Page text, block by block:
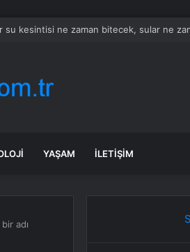
su kesintisi ne zaman bitecek, sular ne
YAŞAM İLETIŞIM
adı